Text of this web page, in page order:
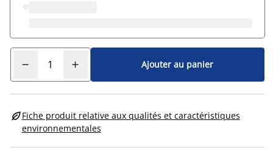
Ajouter au panier
Fiche produit relative aux qualités et caractéristiques
environnementales